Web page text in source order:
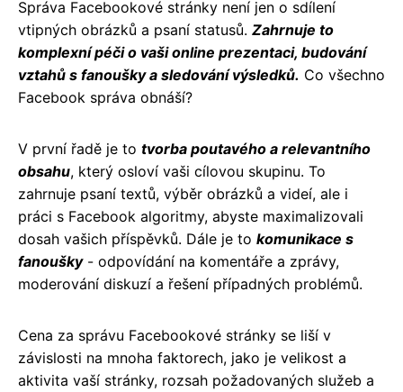
Správa Facebookové stránky není jen o sdílení
vtipných obrázků a psaní statusů. Zahrnuje to
komplexní péči o vaši online prezentaci, budování
vztahů s fanoušky a sledování výsledků. Co všechno
Facebook správa obnáší?
V první řadě je to tvorba poutavého a relevantního
obsahu, který osloví vaši cílovou skupinu. To
zahrnuje psaní textů, výběr obrázků a videí, ale i
práci s Facebook algoritmy, abyste maximalizovali
dosah vašich příspěvků. Dále je to komunikace s
fanoušky- odpovídání na komentáře a zprávy,
moderování diskuzí a řešení případných problémů.
Cena za správu Facebookové stránky se liší v
závislosti na mnoha faktorech, jako je velikost a
aktivita vaší stránky, rozsah požadovaných služeb a